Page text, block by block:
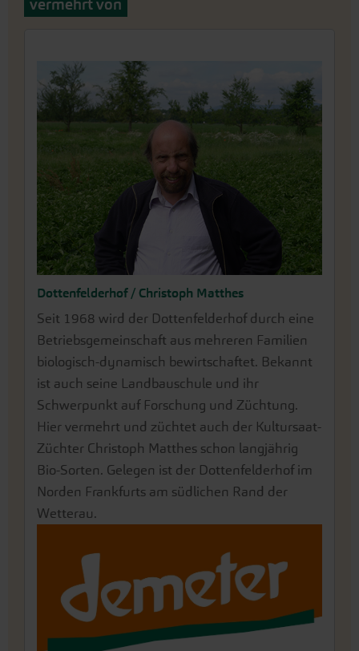
vermehrt von
Dottenfelderhof / Christoph Matthes
Seit 1968 wird der Dottenfelderhof durch eine
Betriebsgemeinschaft aus mehreren Familien
biologisch-dynamisch bewirtschaftet. Bekannt
ist auch seine Landbauschule und ihr
Schwerpunkt auf Forschung und Züchtung.
Hier vermehrt und züchtet auch der Kultursaat-
Züchter Christoph Matthes schon langjährig
Bio-Sorten. Gelegen ist der Dottenfelderhof im
Norden Frankfurts am südlichen Rand der
Wetterau.